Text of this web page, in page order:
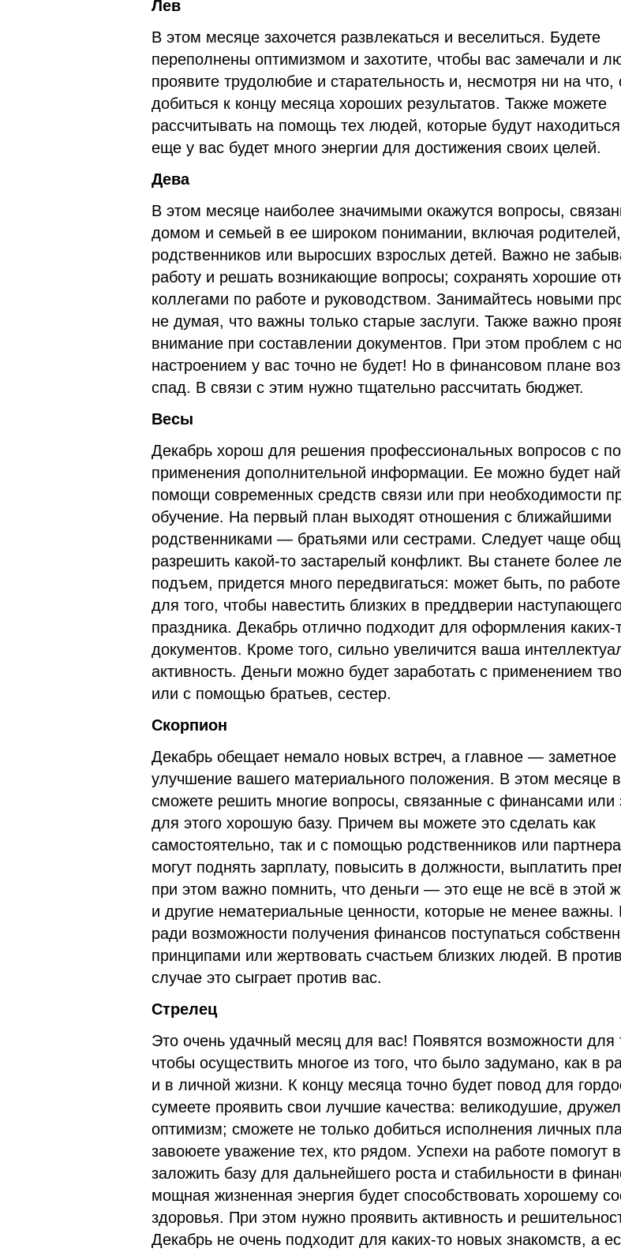
Лев
В этом месяце захочется развлекаться и веселиться. Будете
переполнены оптимизмом и захотите, чтобы вас замечали и
проявите трудолюбие и старательность и, несмотря ни на что,
добиться к концу месяца хороших результатов. Также можете
рассчитывать на помощь тех людей, которые будут
еще у вас будет много энергии для достижения своих целей.
Дева
В этом месяце наиболее значимыми окажутся вопросы,
домом и семьей в ее широком понимании, включая
родственников или выросших взрослых детей. Важно не
работу и решать возникающие вопросы; сохранять хорошие
коллегами по работе и руководством. Занимайтесь новыми
не думая, что важны только старые заслуги. Также важно
внимание при составлении документов. При этом проблем с
настроением у вас точно не будет! Но в финансовом плане
спад. В связи с этим нужно тщательно рассчитать бюджет.
Весы
Декабрь хорош для решения профессиональных вопросов с
применения дополнительной информации. Ее можно будет
помощи современных средств связи или при необходимости
обучение. На первый план выходят отношения с ближайшими
родственниками — братьями или сестрами. Следует чаще
разрешить какой-то застарелый конфликт. Вы станете более
подъем, придется много передвигаться: может быть, по
для того, чтобы навестить близких в преддверии
праздника. Декабрь отлично подходит для оформления каких-
документов. Кроме того, сильно увеличится ваша
активность. Деньги можно будет заработать с применением
или с помощью братьев, сестер.
Скорпион
Декабрь обещает немало новых встреч, а главное — заметное
улучшение вашего материального положения. В этом месяце
сможете решить многие вопросы, связанные с финансами или
для этого хорошую базу. Причем вы можете это сделать как
самостоятельно, так и с помощью родственников или
могут поднять зарплату, повысить в должности, выплатить
при этом важно помнить, что деньги — это еще не всё в этой
и другие нематериальные ценности, которые не менее важны.
ради возможности получения финансов поступаться
принципами или жертвовать счастьем близких людей. В
случае это сыграет против вас.
Стрелец
Это очень удачный месяц для вас! Появятся возможности для
чтобы осуществить многое из того, что было задумано, как в
и в личной жизни. К концу месяца точно будет повод для
сумеете проявить свои лучшие качества: великодушие,
оптимизм; сможете не только добиться исполнения личных
завоюете уважение тех, кто рядом. Успехи на работе помогут
заложить базу для дальнейшего роста и стабильности в
мощная жизненная энергия будет способствовать хорошему
здоровья. При этом нужно проявить активность и
Декабрь не очень подходит для каких-то новых знакомств, а